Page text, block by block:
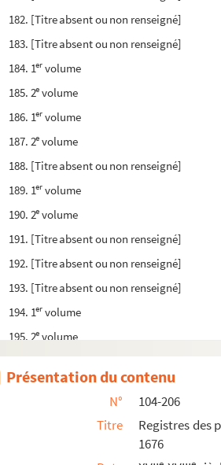
182. [Titre absent ou non renseigné]
183. [Titre absent ou non renseigné]
184. 1er volume
185. 2e volume
186. 1er volume
187. 2e volume
188. [Titre absent ou non renseigné]
189. 1er volume
190. 2e volume
191. [Titre absent ou non renseigné]
192. [Titre absent ou non renseigné]
193. [Titre absent ou non renseigné]
194. 1er volume
195. 2e volume
196. [Titre absent ou non renseigné]
197. [Titre absent ou non renseigné]
198. [Titre absent ou non renseigné]
199. [Titre absent ou non renseigné]
Présentation du contenu
N°
104-206
Titre
Registres des
1676